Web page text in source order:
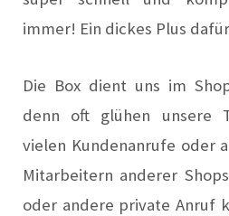
immer! Ein dickes Plus
Die Box dient uns im
denn oft glühen unsere
vielen Kundenanrufe oder
Mitarbeitern anderer
oder andere private Anruf